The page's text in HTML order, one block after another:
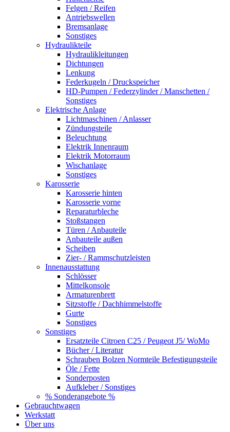
Felgen / Reifen
Antriebswellen
Bremsanlage
Sonstiges
Hydraulikteile
Hydraulikleitungen
Dichtungen
Lenkung
Federkugeln / Druckspeicher
HD-Pumpen / Federzylinder / Manschetten /
Sonstiges
Elektrische Anlage
Lichtmaschinen / Anlasser
Zündungsteile
Beleuchtung
Elektrik Innenraum
Elektrik Motorraum
Wischanlage
Sonstiges
Karosserie
Karosserie hinten
Karosserie vorne
Reparaturbleche
Stoßstangen
Türen / Anbauteile
Anbauteile außen
Scheiben
Zier- / Rammschutzleisten
Innenausstattung
Schlösser
Mittelkonsole
Armaturenbrett
Sitzstoffe / Dachhimmelstoffe
Gurte
Sonstiges
Sonstiges
Ersatzteile Citroen C25 / Peugeot J5/ WoMo
Bücher / Literatur
Schrauben Bolzen Normteile Befestigungsteile
Öle / Fette
Sonderposten
Aufkleber / Sonstiges
% Sonderangebote %
Gebrauchtwagen
Werkstatt
Über uns